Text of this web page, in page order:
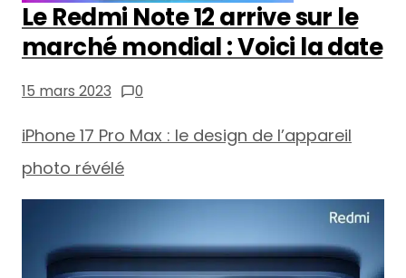
Le Redmi Note 12 arrive sur le
marché mondial : Voici la date
15 mars 2023 0
iPhone 17 Pro Max : le design de l’appareil
photo révélé